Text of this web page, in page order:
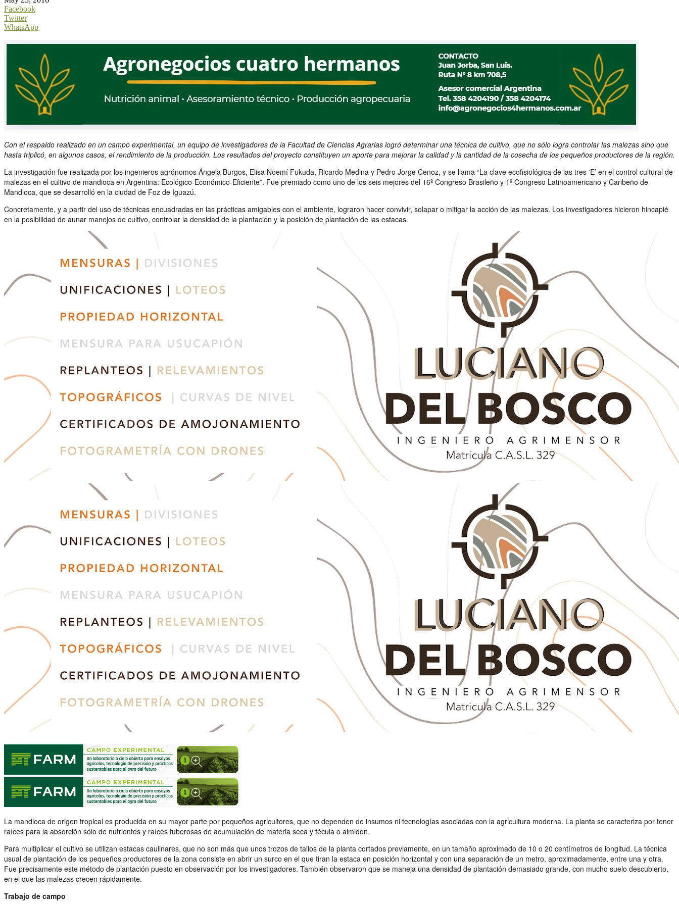
Facebook
Twitter
WhatsApp
Con el respaldo realizado en un campo experimental, un equipo de investigadores de la Facultad de Ciencias Agrarias logró determinar una técnica de cultivo, que no sólo logra controlar las malezas sino que
hasta triplicó, en algunos casos, el rendimiento de la producción. Los resultados del proyecto constituyen un aporte para mejorar la calidad y la cantidad de la cosecha de los pequeños productores de la región.
La investigación fue realizada por los ingenieros agrónomos Ángela Burgos, Elisa Noemí Fukuda, Ricardo Medina y Pedro Jorge Cenoz, y se llama “La clave ecofisiológica de las tres ‘E’ en el control cultural de
malezas en el cultivo de mandioca en Argentina: Ecológico-Económico-Eficiente”. Fue premiado como uno de los seis mejores del 16º Congreso Brasileño y 1º Congreso Latinoamericano y Caribeño de
Mandioca, que se desarrolló en la ciudad de Foz de Iguazú.
Concretamente, y a partir del uso de técnicas encuadradas en las prácticas amigables con el ambiente, lograron hacer convivir, solapar o mitigar la acción de las malezas. Los investigadores hicieron hincapié
en la posibilidad de aunar manejos de cultivo, controlar la densidad de la plantación y la posición de plantación de las estacas.
La mandioca de origen tropical es producida en su mayor parte por pequeños agricultores, que no dependen de insumos ni tecnologías asociadas con la agricultura moderna. La planta se caracteriza por tener
raíces para la absorción sólo de nutrientes y raíces tuberosas de acumulación de materia seca y fécula o almidón.
Para multiplicar el cultivo se utilizan estacas caulinares, que no son más que unos trozos de tallos de la planta cortados previamente, en un tamaño aproximado de 10 o 20 centímetros de longitud. La técnica
usual de plantación de los pequeños productores de la zona consiste en abrir un surco en el que tiran la estaca en posición horizontal y con una separación de un metro, aproximadamente, entre una y otra.
Fue precisamente este método de plantación puesto en observación por los investigadores. También observaron que se maneja una densidad de plantación demasiado grande, con mucho suelo descubierto,
en el que las malezas crecen rápidamente.
Trabajo de campo